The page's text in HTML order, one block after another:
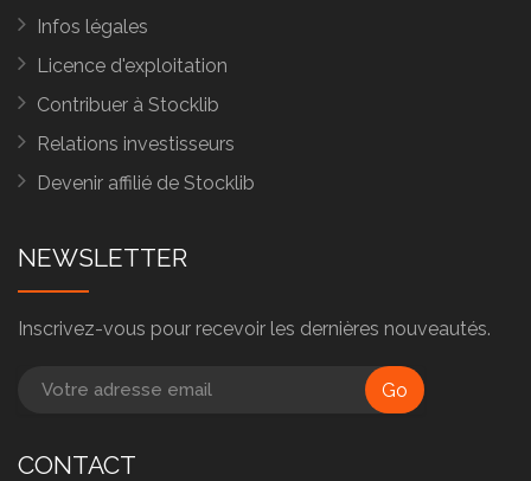
Infos légales
Licence d'exploitation
Contribuer à Stocklib
Relations investisseurs
Devenir affilié de Stocklib
NEWSLETTER
Inscrivez-vous pour recevoir les dernières nouveautés.
Go
CONTACT